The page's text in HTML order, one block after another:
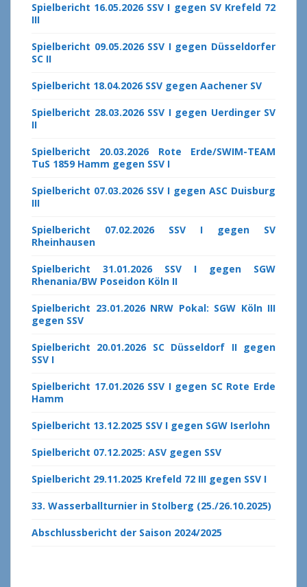
Spielbericht 16.05.2026 SSV I gegen SV Krefeld 72
III
Spielbericht 09.05.2026 SSV I gegen Düsseldorfer
SC II
Spielbericht 18.04.2026 SSV gegen Aachener SV
Spielbericht 28.03.2026 SSV I gegen Uerdinger SV
II
Spielbericht 20.03.2026 Rote Erde/SWIM-TEAM
TuS 1859 Hamm gegen SSV I
Spielbericht 07.03.2026 SSV I gegen ASC Duisburg
III
Spielbericht 07.02.2026 SSV I gegen SV
Rheinhausen
Spielbericht 31.01.2026 SSV I gegen SGW
Rhenania/BW Poseidon Köln II
Spielbericht 23.01.2026 NRW Pokal: SGW Köln III
gegen SSV
Spielbericht 20.01.2026 SC Düsseldorf II gegen
SSV I
Spielbericht 17.01.2026 SSV I gegen SC Rote Erde
Hamm
Spielbericht 13.12.2025 SSV I gegen SGW Iserlohn
Spielbericht 07.12.2025: ASV gegen SSV
Spielbericht 29.11.2025 Krefeld 72 III gegen SSV I
33. Wasserballturnier in Stolberg (25./26.10.2025)
Abschlussbericht der Saison 2024/2025